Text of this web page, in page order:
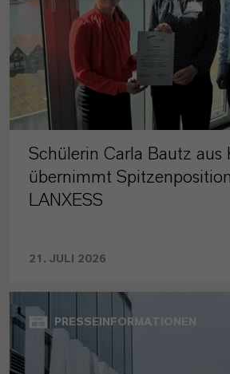
Schülerin Carla Bautz aus
übernimmt
LANXESS
21. JULI 2026
PRESSEINFORMATIONEN